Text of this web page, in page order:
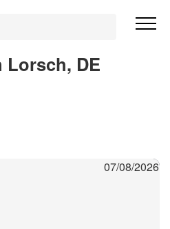
Lorsch, DE
07/08/2026